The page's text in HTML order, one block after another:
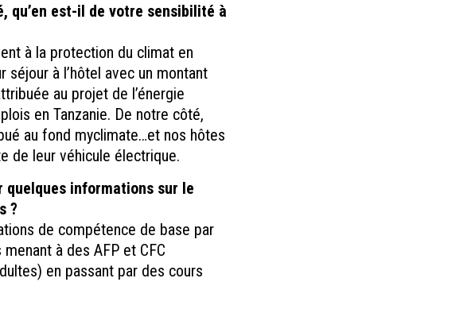
est-il de votre sensibilité à
à la protection du climat en
à l’hôtel avec un montant
au projet de l’énergie
en Tanzanie. De notre côté,
au fond myclimate…et nos hôtes
de leur véhicule électrique.
quelques informations sur le
?
de compétence de base par
à des AFP et CFC
en passant par des cours